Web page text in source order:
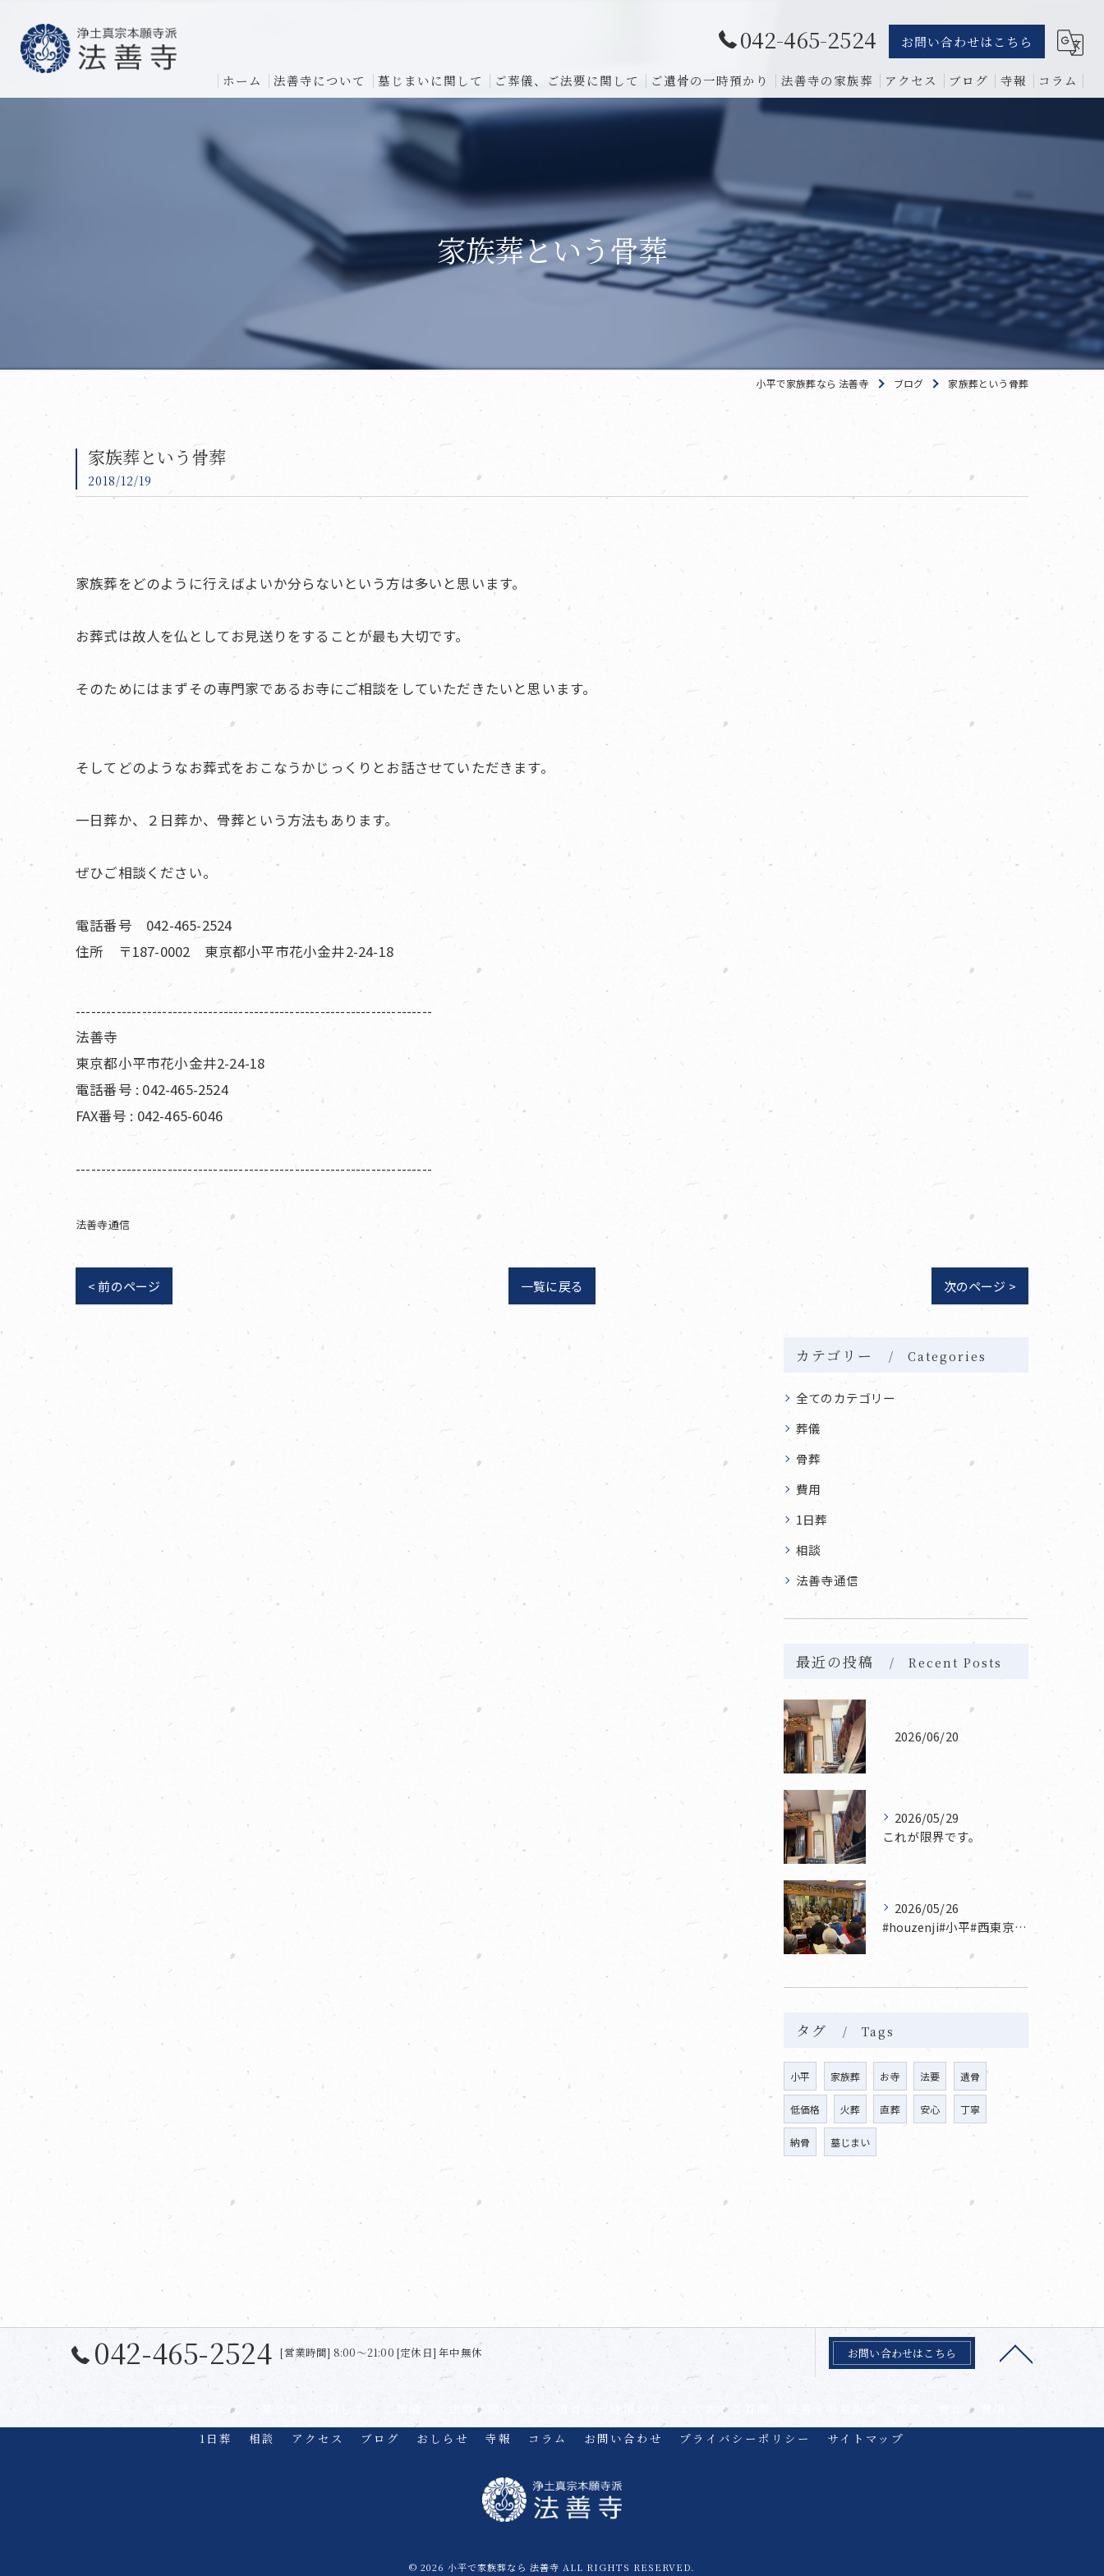
042-465-2524 お問い合わせはこちら
ホーム 法善寺について 墓じまいに関して ご葬儀、ご法要に関して ご遺骨の一時預かり 法善寺の家族葬
費用
1日葬
相談
アクセス ブログ 寺報 コラム
家族葬という骨葬
小平で家族葬なら 法善寺 ブログ 家族葬という骨葬
家族葬という骨葬
2018/12/19
家族葬をどのように行えばよいか分らないという方は多いと思います。
お葬式は故人を仏としてお見送りをすることが最も大切です。
そのためにはまずその専門家であるお寺にご相談をしていただきたいと思います。
そしてどのようなお葬式をおこなうかじっくりとお話させていただきます。
一日葬か、２日葬か、骨葬という方法もあります。
ぜひご相談ください。
電話番号 042-465-2524
住所 〒187-0002 東京都小平市花小金井2-24-18
----------------------------------------------------------------------
法善寺
東京都小平市花小金井2-24-18
電話番号 : 042-465-2524
FAX番号 : 042-465-6046
----------------------------------------------------------------------
法善寺通信
< 前のページ 一覧に戻る 次のページ >
カテゴリー Categories
全てのカテゴリー
葬儀
骨葬
費用
1日葬
相談
法善寺通信
最近の投稿 Recent Posts
2026/06/20
2026/05/29
これが限界です。
2026/05/26
#houzenji#小平#西東京市#東村山#立川市国分寺市寺...
タグ Tags
小平 家族葬 お寺 法要 遺骨
低価格 火葬 直葬 安心 丁寧
納骨 墓じまい
042-465-2524 [営業時間] 8:00〜21:00 [定休日] 年中無休 お問い合わせはこちら
法善寺について ご葬儀、ご法要に関して よくあるご質問
費用
1日葬
相談 アクセス ブログ おしらせ 寺報 コラム お問い合わせ プライバシーポリシー サイトマップ
© 2026 小平で家族葬なら 法善寺 ALL RIGHTS RESERVED.